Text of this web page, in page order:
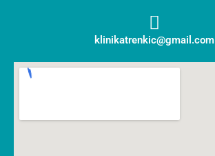
klinikatrenkic@gmail.com